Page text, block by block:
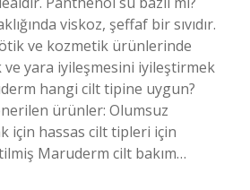
viskoz, şeffaf bir sıvıdır.
ve kozmetik ürünlerinde
yara iyileşmesini iyileştirmek
hangi cilt tipine uygun?
ürünler: Olumsuz
için hassas cilt tipleri için
Maruderm cilt bakım…